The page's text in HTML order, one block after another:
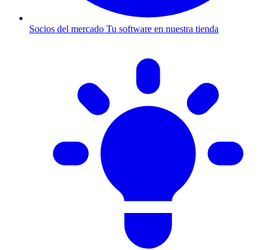
Socios del mercado Tu software en nuestra tienda